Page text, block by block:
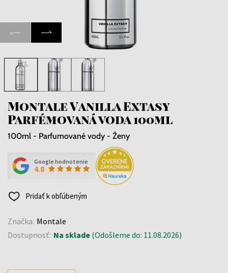
Montale Vanilla Extasy
Parfémovaná voda 100ml
100ml - Parfumované vody - Ženy
Google hodnotenie
4.8
Pridať k obľúbeným
Značka: Montale
Dostupnosť: Na sklade (Odošleme do: 11.08.2026)